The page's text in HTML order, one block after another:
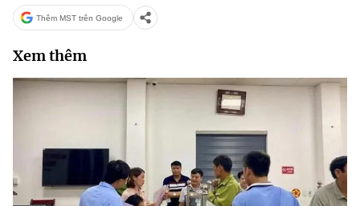
Thêm MST trên Google
Xem thêm